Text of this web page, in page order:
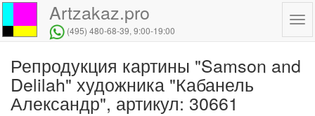
Перейти
основному
содержанию
Artzakaz.pro
(495) 480-68-39, 9:00-19:00
Репродукция картины "Samson and
Delilah" художника "Кабанель
Александр", артикул: 30661